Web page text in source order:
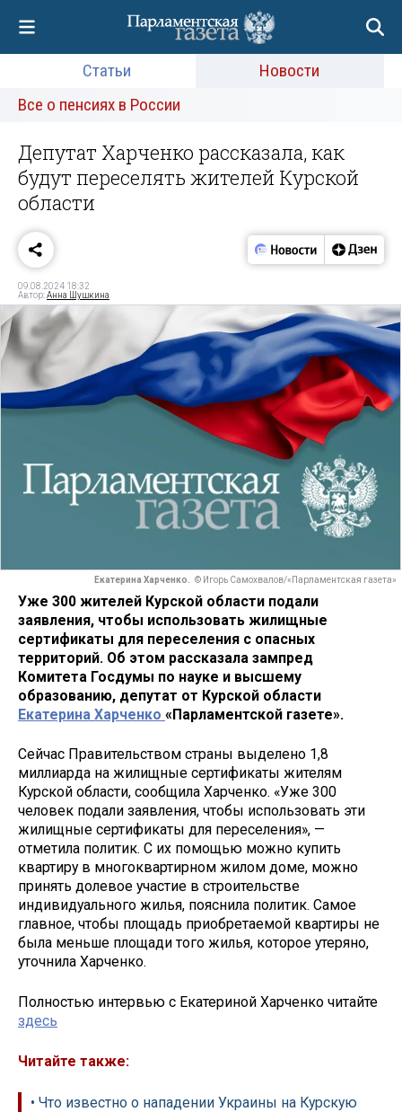
Статьи
Новости
Все о пенсиях в России
Депутат Харченко рассказала, как
будут переселять жителей Курской
области
09.08.2024 18:32
Автор:Анна Шушкина
Екатерина Харченко. © Игорь Самохвалов/«Парламентская газета»
Уже 300 жителей Курской области подали
заявления, чтобы использовать жилищные
сертификаты для переселения с опасных
территорий. Об этом рассказала зампред
Комитета Госдумы по науке и высшему
образованию, депутат от Курской области
Екатерина Харченко «Парламентской газете».
Сейчас Правительством страны выделено 1,8
миллиарда на жилищные сертификаты жителям
Курской области, сообщила Харченко. «Уже 300
человек подали заявления, чтобы использовать эти
жилищные сертификаты для переселения», —
отметила политик. С их помощью можно купить
квартиру в многоквартирном жилом доме, можно
принять долевое участие в строительстве
индивидуального жилья, пояснила политик. Самое
главное, чтобы площадь приобретаемой квартиры не
была меньше площади того жилья, которое утеряно,
уточнила Харченко.
Полностью интервью с Екатериной Харченко читайте
здесь
Читайте также:
• Что известно о нападении Украины на Курскую